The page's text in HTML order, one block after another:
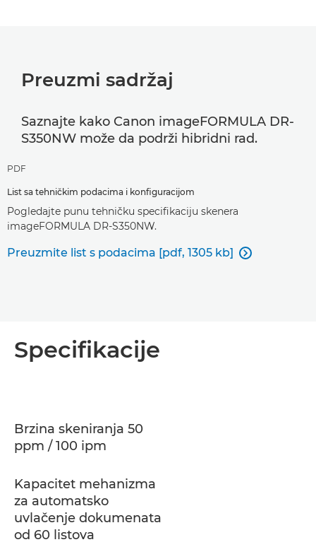
Preuzmi sadržaj
Saznajte kako Canon imageFORMULA DR-
S350NW može da podrži hibridni rad.
PDF
List sa tehničkim podacima i konfiguracijom
Pogledajte punu tehničku specifikaciju skenera
imageFORMULA DR-S350NW.
Preuzmite list s podacima [pdf, 1305 kb] 
Specifikacije
Brzina skeniranja 50
ppm / 100 ipm
Kapacitet mehanizma
za automatsko
uvlačenje dokumenata
od 60 listova